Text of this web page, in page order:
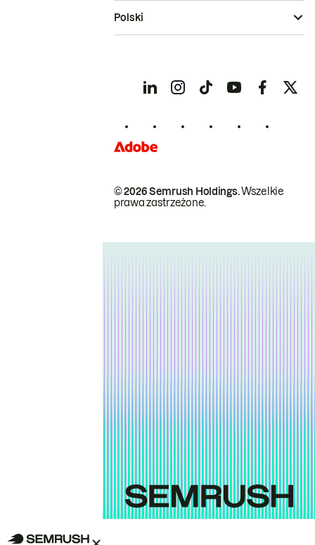
© 2026 Semrush Holdings.Wszelkie
prawa zastrzeżone.
Polski